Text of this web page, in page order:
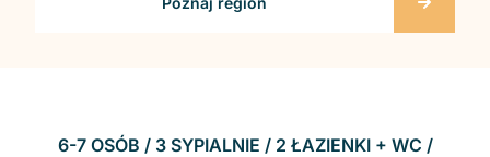
6-7 OSÓB / 3 SYPIALNIE / 2 ŁAZIENKI + WC /